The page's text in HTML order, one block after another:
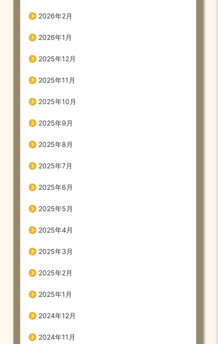
2026年2月
2026年1月
2025年12月
2025年11月
2025年10月
2025年9月
2025年8月
2025年7月
2025年6月
2025年5月
2025年4月
2025年3月
2025年2月
2025年1月
2024年12月
2024年11月